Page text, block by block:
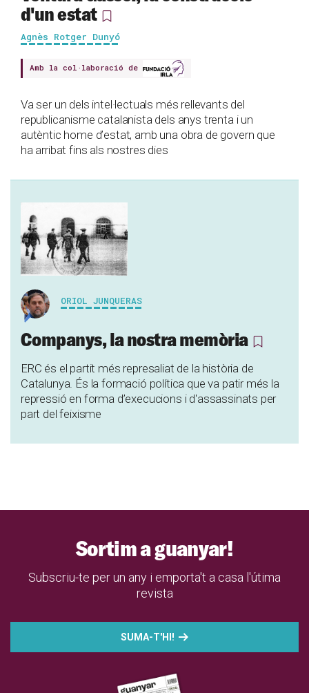
d'un estat
Agnès Rotger Dunyó
Amb la col·laboració de
Va ser un dels intel·lectuals més rellevants del
republicanisme catalanista dels anys trenta i un
autèntic home d’estat, amb una obra de govern que
ha arribat fins als nostres dies
ORIOL JUNQUERAS
Companys, la nostra memòria
ERC és el partit més represaliat de la història de
Catalunya. És la formació política que va patir més la
repressió en forma d’execucions i d'assassinats per
part del feixisme
Sortim a guanyar!
Subscriu-te per un any i emporta't a casa l'útima
revista
SUMA-T'HI!